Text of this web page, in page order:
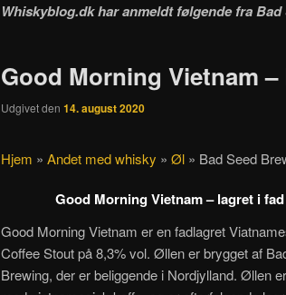
Whiskyblog.dk har anmeldt følgende fraBad
Good Morning Vietnam
Udgivet den 14. august 2020
Hjem » Andet med whisky » Øl » Bad Seed
Good Morning Vietnam – lagret i
Good Morning Vietnam er en fadlagret
Coffee Stout på 8,3% vol. Øllen er brygget af
Brewing, der er beliggende i Nordjylland. Øllen